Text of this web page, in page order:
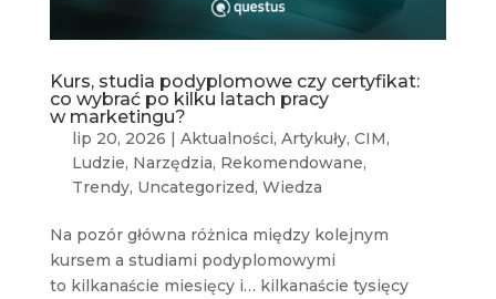
Kurs, studia podyplomowe czy certyfikat:
co wybrać po kilku latach pracy
w marketingu?
lip 20, 2026 | Aktualności, Artykuły, CIM,
Ludzie, Narzędzia, Rekomendowane,
Trendy, Uncategorized, Wiedza
Na pozór główna różnica między kolejnym
kursem a studiami podyplomowymi
to kilkanaście miesięcy i… kilkanaście tysięcy